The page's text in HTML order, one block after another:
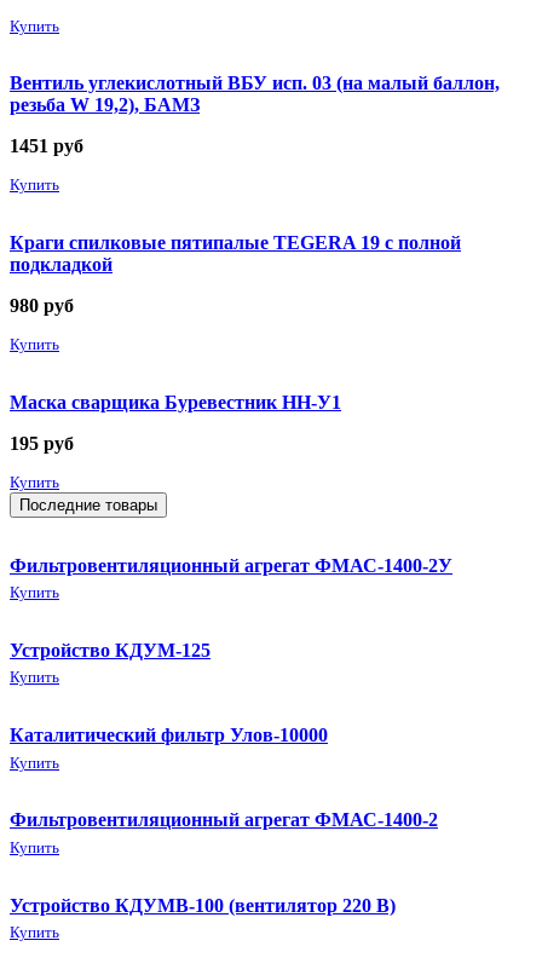
Купить
Вентиль углекислотный ВБУ исп. 03 (на малый баллон,
резьба W 19,2), БАМЗ
1451 руб
Купить
Краги спилковые пятипалые TEGERA 19 с полной
подкладкой
980 руб
Купить
Маска сварщика Буревестник НН-У1
195 руб
Купить
Последние товары
Фильтровентиляционный агрегат ФМАС-1400-2У
Купить
Устройство КДУМ-125
Купить
Каталитический фильтр Улов-10000
Купить
Фильтровентиляционный агрегат ФМАС-1400-2
Купить
Устройство КДУМВ-100 (вентилятор 220 В)
Купить